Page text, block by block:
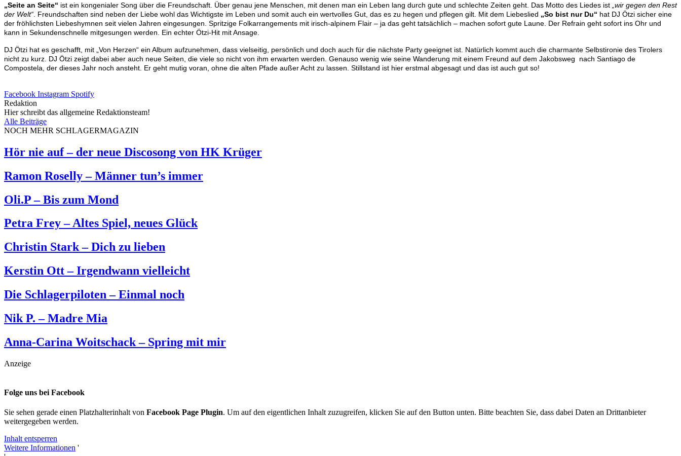
„Seite an Seite“ ist ein kongenialer Song über die Freundschaft. Über genau jene Menschen, mit denen man ein Leben lang durch gute und schlechte Zeiten geht. Das Motto des Liedes ist „wir gegen den Rest
der Welt“ . Freundschaften sind neben der Liebe wohl das Wichtigste im Leben und somit auch ein wertvolles Gut, das es zu hegen und pflegen gilt. Mit dem Liebeslied „So bist nur Du“ hat DJ Ötzi sicher eine
der fröhlichsten Liebeshymnen seit vielen Jahren eingesungen. Spritzige Folkarrangements mit irisch-alpinem Flair – ja das geht tatsächlich – machen sofort gute Laune. Der Refrain geht sofort ins Ohr und
kann in Sekundenschnelle mitgesungen werden. Ein echter Ötzi-Hit mit Ansage.
DJ Ötzi hat es geschafft, mit „Von Herzen“ ein Album aufzunehmen, dass vielseitig, persönlich und doch auch für die nächste Party geeignet ist. Natürlich kommt auch die charmante Selbstironie des Tirolers
nicht zu kurz. DJ Ötzi zeigt dabei aber auch neue Seiten, die viele so nicht von ihm erwarten werden. Genauso wenig wie seine Wanderung mit einem Freund auf dem Jakobsweg nach Santiago de
Compostela, der dieses Jahr noch ansteht. Er geht mutig voran, ohne die alten Pfade außer Acht zu lassen. Stillstand ist hier erstmal abgesagt und das ist auch gut so!
Facebook Instagram Spotify
Redaktion
Hier schreibt das allgemeine Redaktionsteam!
Alle Beiträge
NOCH MEHR SCHLAGERMAGAZIN
Hör nie auf – der neue Discosong von HK Krüger
Ramon Roselly – Männer tun’s immer
Oli.P – Bis zum Mond
Petra Frey – Altes Spiel, neues Glück
Christin Stark – Dich zu lieben
Kerstin Ott – Irgendwann vielleicht
Die Schlagerpiloten – Einmal noch
Nik P. – Madre Mia
Anna-Carina Woitschack – Spring mit mir
Anzeige
Folge uns bei Facebook
Sie sehen gerade einen Platzhalterinhalt von Facebook Page Plugin. Um auf den eigentlichen Inhalt zuzugreifen, klicken Sie auf den Button unten. Bitte beachten Sie, dass dabei Daten an Drittanbieter
weitergegeben werden.
Inhalt entsperren
Weitere Informationen '